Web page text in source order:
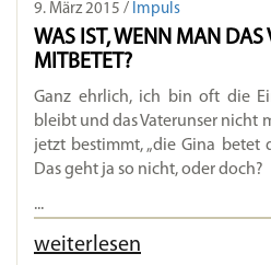
9. März 2015 / Impuls
WAS IST, WENN MAN DAS
MITBETET?
Ganz ehrlich, ich bin oft die
bleibt und das Vaterunser nicht
jetzt bestimmt, „die Gina betet
Das geht ja so nicht, oder doch?
...
weiterlesen